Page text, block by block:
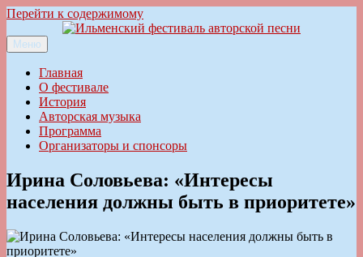
Перейти к содержимому
Ильменский фестиваль авторской песни
Меню
Главная
О фестивале
История
Авторская музыка
Программа
Организаторы и спонсоры
Ирина Соловьева: «Интересы
населения должны быть в приоритете»